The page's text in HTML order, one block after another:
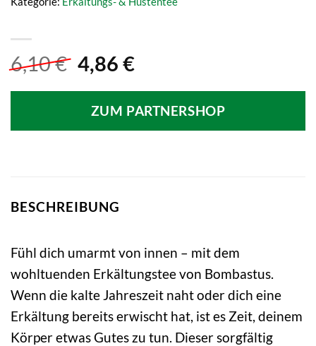
6,10€ Ursprünglicher
war:
6,10 €
4,86 €Aktueller
ist:
4,86 €.
ZUM PARTNERSHOP
BESCHREIBUNG
Fühl dich umarmt von innen – mit dem
wohltuenden Erkältungstee von Bombastus.
Wenn die kalte Jahreszeit naht oder dich eine
Erkältung bereits erwischt hat, ist es Zeit, deinem
Körper etwas Gutes zu tun. Dieser sorgfältig